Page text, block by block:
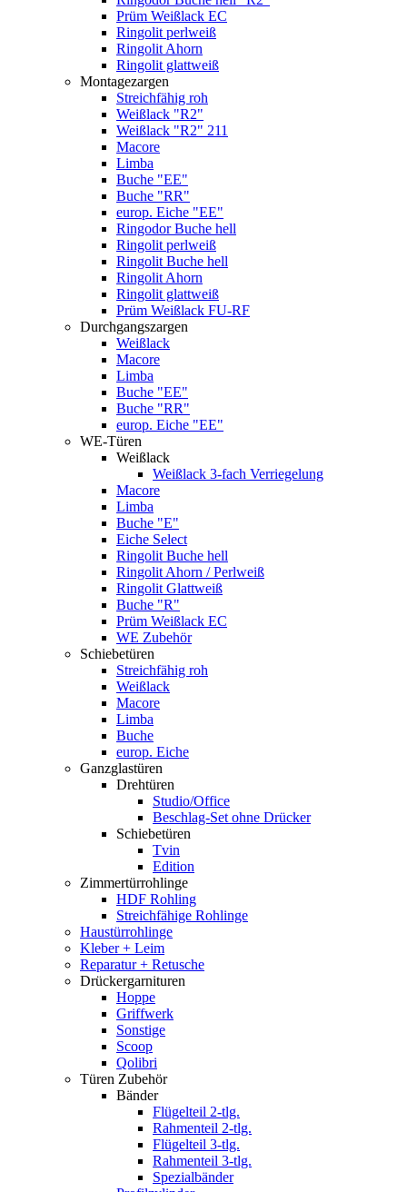
Prüm Weißlack EC
Ringolit perlweiß
Ringolit Ahorn
Ringolit glattweiß
Montagezargen
Streichfähig roh
Weißlack "R2"
Weißlack "R2" 211
Macore
Limba
Buche "EE"
Buche "RR"
europ. Eiche "EE"
Ringodor Buche hell
Ringolit perlweiß
Ringolit Buche hell
Ringolit Ahorn
Ringolit glattweiß
Prüm Weißlack FU-RF
Durchgangszargen
Weißlack
Macore
Limba
Buche "EE"
Buche "RR"
europ. Eiche "EE"
WE-Türen
Weißlack
Weißlack 3-fach Verriegelung
Macore
Limba
Buche "E"
Eiche Select
Ringolit Buche hell
Ringolit Ahorn / Perlweiß
Ringolit Glattweiß
Buche "R"
Prüm Weißlack EC
WE Zubehör
Schiebetüren
Streichfähig roh
Weißlack
Macore
Limba
Buche
europ. Eiche
Ganzglastüren
Drehtüren
Studio/Office
Beschlag-Set ohne Drücker
Schiebetüren
Tvin
Edition
Zimmertürrohlinge
HDF Rohling
Streichfähige Rohlinge
Haustürrohlinge
Kleber + Leim
Reparatur + Retusche
Drückergarnituren
Hoppe
Griffwerk
Sonstige
Scoop
Qolibri
Türen Zubehör
Bänder
Flügelteil 2-tlg.
Rahmenteil 2-tlg.
Flügelteil 3-tlg.
Rahmenteil 3-tlg.
Spezialbänder